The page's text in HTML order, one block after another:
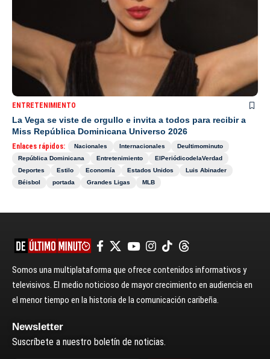
ENTRETENIMIENTO
La Vega se viste de orgullo e invita a todos para recibir a
Miss República Dominicana Universo 2026
Enlaces rápidos: Nacionales Internacionales
Deultimominuto
República Dominicana
Entretenimiento
ElPeriódicodelaVerdad
Deportes
Estilo Economía Estados Unidos
Luis Abinader
Béisbol
portada Grandes Ligas MLB
Somos una multiplataforma que ofrece contenidos informativos y
televisivos. El medio noticioso de mayor crecimiento en audiencia en
el menor tiempo en la historia de la comunicación caribeña.
Newsletter
Suscríbete a nuestro boletín de noticias.